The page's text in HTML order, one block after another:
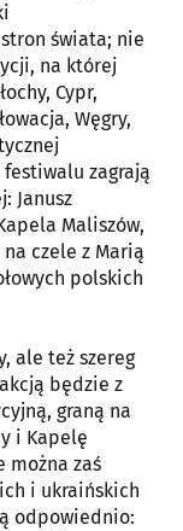
świata; nie
na której
Cypr,
Węgry,
zagrają
Janusz
Maliszów,
czele z Marią
polskich
ale też szereg
będzie z
graną na
i Kapelę
można zaś
i ukraińskich
odpowiednio: